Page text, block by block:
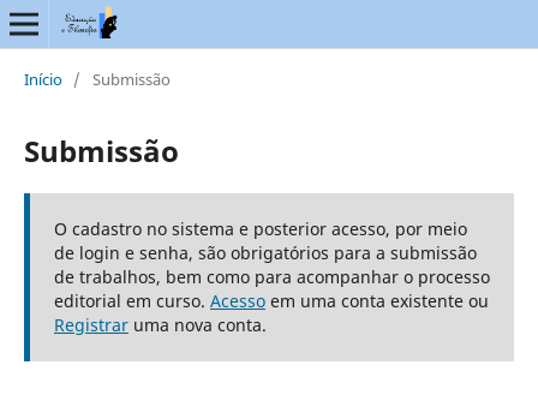
Início / Submissão
Submissão
O cadastro no sistema e posterior acesso, por meio
de login e senha, são obrigatórios para a submissão
de trabalhos, bem como para acompanhar o processo
editorial em curso. Acessoem uma conta existente ou
Registraruma nova conta.